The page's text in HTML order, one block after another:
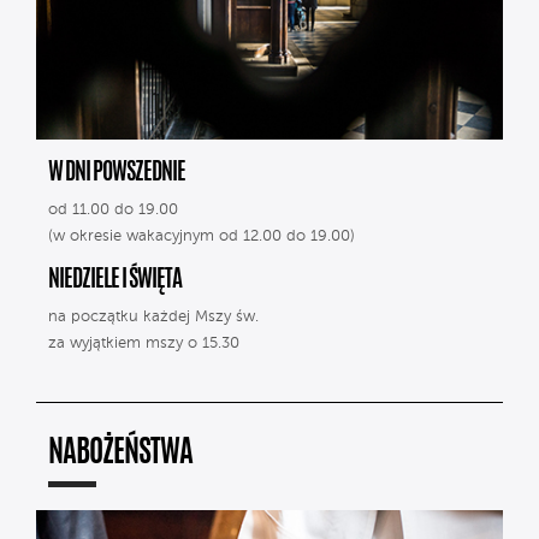
W DNI POWSZEDNIE
od 11.00 do 19.00
(w okresie wakacyjnym od 12.00 do 19.00)
NIEDZIELE I ŚWIĘTA
na początku każdej Mszy św.
za wyjątkiem mszy o 15.30
NABOŻEŃSTWA